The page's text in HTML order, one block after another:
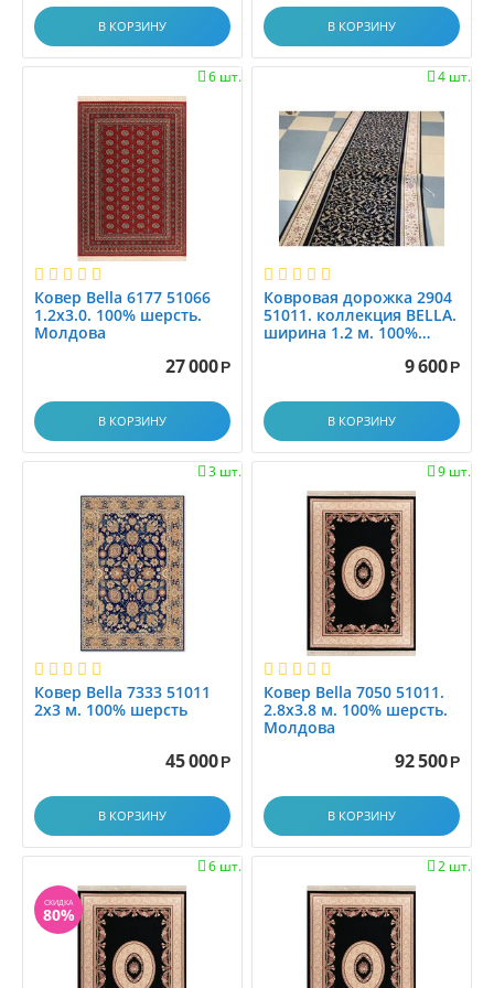
0.8x2.9
0.8x3.0
0.8x3.1
0.8x3.45
0.8x3.5
0.8x3.9
0.8x4.0
0.8x4.15
0.8x4.5
0.8x5.0
0.8x5.5
0.8x6.0
0.9x2.5
0.9x3.0
0.9x3.5
0.9x4.0
0.9x4.5
0.9x5.0
0.9x5.5
0.9x6.0
1,6x2.3
1.0
1.0x1.45
1.0x1.5
1.0x1.95
1.0x2.0
1.0x2.1
1.0x2.25
В КОРЗИНУ В КОРЗИНУ
6 шт.

Ковер Bella 6177 51066
1.2x3.0. 100% шерсть.
Молдова
27 000 Р
В КОРЗИНУ
4 шт.

Ковровая дорожка 2904
51011. коллекция BELLA.
ширина 1.2 м. 100%
9 600 Р
В КОРЗИНУ
3 шт.

Ковер Bella 7333 51011
2x3 м. 100% шерсть
45 000 Р
В КОРЗИНУ
9 шт.

Ковер Bella 7050 51011.
2.8x3.8 м. 100% шерсть.
Молдова
92 500 Р
В КОРЗИНУ
6 шт.

СКИДКА
80%
2 шт.
